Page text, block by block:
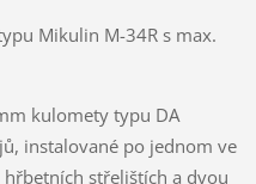
Mikulin M-34R s max.
kulomety typu DA
instalované po jednom ve
střelištích a dvou